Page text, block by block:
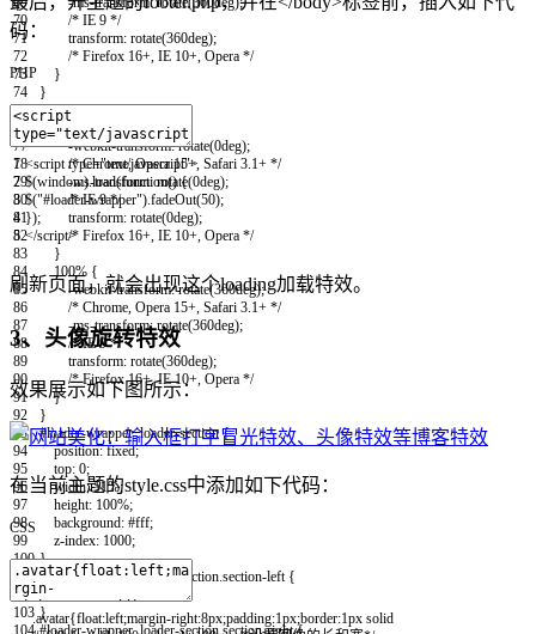
70
71
72
73
74
75
76
77
78
79
80
81
82
83
84
85
86
87
88
89
90
91
92
93
94
95
96
97
98
99
100
101
102
103
/* IE 9 */
transform: rotate(360deg);
/* Firefox 16+, IE 10+, Opera */
}
}
@keyframes spin{
0%{
-webkit-transform: rotate(0deg);
/* Chrome, Opera 15+, Safari 3.1+ */
-ms-transform: rotate(0deg);
/* IE 9 */
transform: rotate(0deg);
/* Firefox 16+, IE 10+, Opera */
}
100% {
-webkit-transform: rotate(360deg);
/* Chrome, Opera 15+, Safari 3.1+ */
-ms-transform: rotate(360deg);
/* IE 9 */
transform: rotate(360deg);
/* Firefox 16+, IE 10+, Opera */
}
}
#loader-wrapper .loader-section{
position: fixed;
top: 0;
width: 51%;
height: 100%;
background: #fff;
z-index: 1000;
}
#loader-wrapper .loader-section.section-left {
}
码：
PHP
1
2
3
4
5
<scripttype="text/javascript">
$(window).load(function() {
$("#loader-wrapper").fadeOut(50);
});
</script>
刷新页面，就会出现这个loading加载特效。
3、头像旋转特效
效果展示如下图所示：
在当前主题的style.css中添加如下代码：
CSS
.avatar{float:left;margin-right:8px;padding:1px;border:1px solid